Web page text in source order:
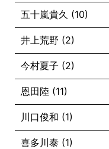
五十嵐貴久 (10)
井上荒野 (2)
今村夏子 (2)
恩田陸 (11)
川口俊和 (1)
喜多川泰 (1)